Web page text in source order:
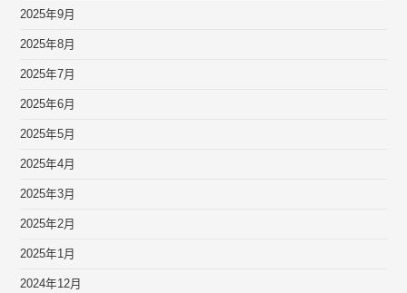
2025年9月
2025年8月
2025年7月
2025年6月
2025年5月
2025年4月
2025年3月
2025年2月
2025年1月
2024年12月